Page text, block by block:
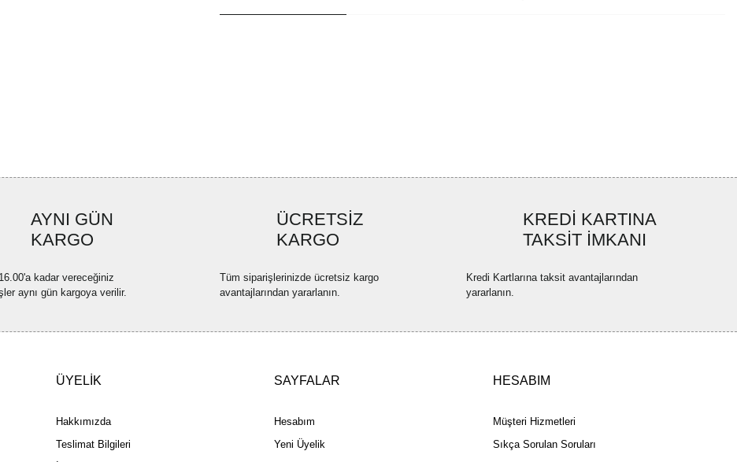
Bu ürüne benzer farklı alternatifler olmalı.
AYNI GÜN
KARGO
kadar vereceğiniz
aynı gün kargoya verilir.
ÜCRETSİZ
KARGO
Tüm siparişlerinizde ücretsiz kargo
avantajlarından yararlanın.
KREDİ KARTINA
TAKSİT İMKANI
Kredi Kartlarına taksit avantajlarından
yararlanın.
ÜYELİK
Hakkımızda
Teslimat Bilgileri
SAYFALAR
Hesabım
Yeni Üyelik
HESABIM
Müşteri Hizmetleri
Sıkça Sorulan Soruları